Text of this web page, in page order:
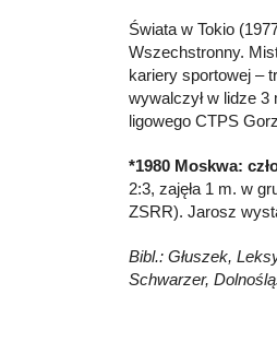
Świata w Tokio
Wszechstronny.
kariery sportowej –
wywalczył w lidze
ligowego CTPS
*1980 Moskwa:
2:3, zajęła 1 m. w
ZSRR). Jarosz
Bibl.: Głuszek,
Schwarzer,